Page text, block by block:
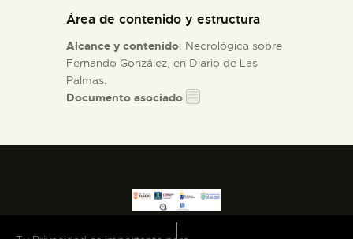
Área de contenido y estructura
Alcance y contenido: Necrológica sobre
Fernando González, en Diario de Las
Palmas.
Documento asociado